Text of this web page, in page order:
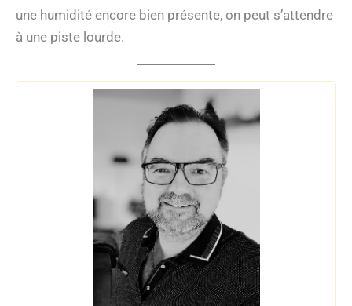
une humidité encore bien présente, on peut s’attendre
à une piste lourde.